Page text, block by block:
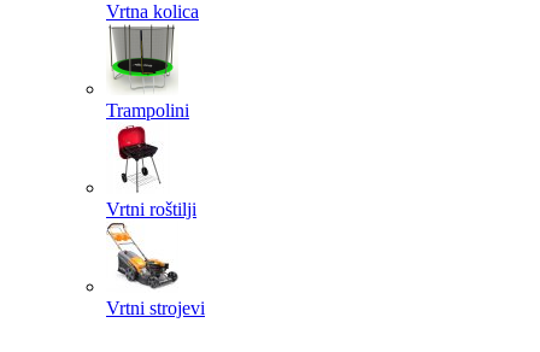
Vrtna kolica
Trampolini
Vrtni roštilji
Vrtni strojevi